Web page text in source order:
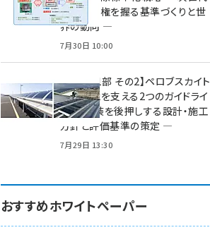
市場の覇権を握る基準づくりと世
界の動向 ―
7月30日 10:00
特集【第1部 その2】ペロブスカイト
太陽電池を支える2つのガイドライ
ン ― 実装を後押しする設計・施工
方針と評価基準の策定 ―
7月29日 13:30
おすすめホワイトペーパー